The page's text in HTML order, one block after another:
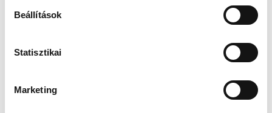
Beállítások
Statisztikai
Marketing
támogatja, és segíti a jobb szakpolitikák